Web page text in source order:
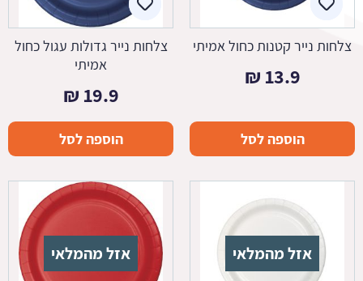
צלחות נייר קטנות כחול אמיתי
13.9
₪
הוספה לסל
צלחות נייר גדולות עגול כחול
אמיתי
19.9
₪
הוספה לסל
אזל מהמלאי אזל מהמלאי